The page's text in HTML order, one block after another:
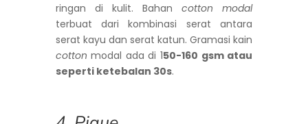
ringan di kulit. Bahancotton modal
terbuat dari kombinasi serat antara
serat kayu dan serat katun. Gramasi kain
cotton modal ada di 150-160 gsm atau
seperti ketebalan 30s.